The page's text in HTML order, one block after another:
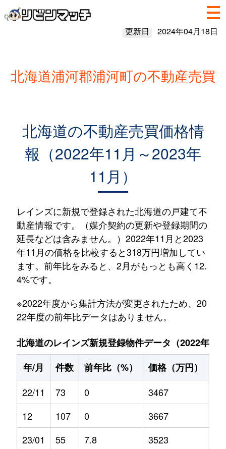
更新日 2024年04月18日
北海道浦河郡浦河町の不動産売買
北海道の不動産売買価格情
報（2022年11月～2023年
11月）
レインズに新規で登録された北海道の戸建て不
動産情報です。（媒介契約の更新や登録期間の
延長などは含みません。）2022年11月と2023
年11月の価格を比較すると318万円増加してい
ます。前年比をみると、2月がもっとも高く12.
4%です。
※2022年度から集計方法が変更されたため、20
22年度の前年比データはありません。
北海道のレインズ新規登録物件データ（2022年11
年/月
件数 前年比（%） 価格（万円）
22/11
73 0 3467
12
107 0 3667
23/01
55 7.8 3523